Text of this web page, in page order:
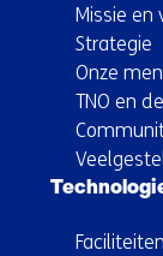
Missie en
Strategie
Onze
TNO en
Faciliteiten